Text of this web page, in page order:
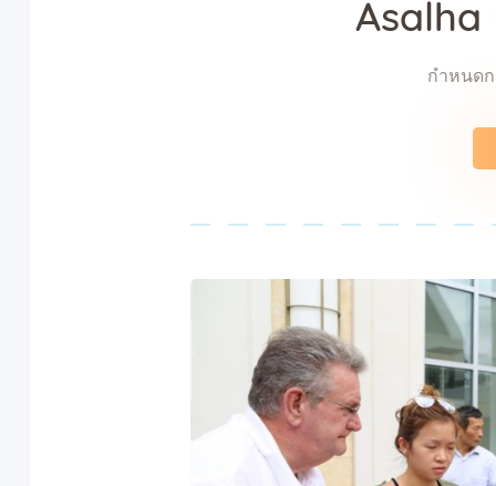
Asalha
กำหนด